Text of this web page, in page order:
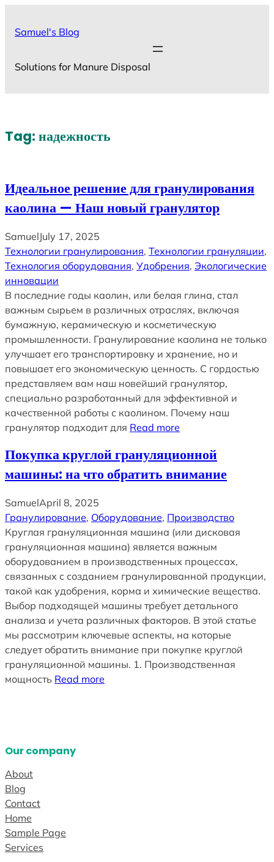
Samuel's Blog
Solutions for Manure Disposal
Tag:надежность
Идеальное решение для гранулирования
каолина — Наш новый гранулятор
SamuelJuly 17, 2025
Технологии гранулирования, Технологии грануляции
Технология оборудования, Удобрения, Экологические
инновации
В последние годы каолин, или белая глина, стал
важным сырьем в различных отраслях, включая
бумажную, керамическую и косметическую
промышленности. Гранулирование каолина не только
улучшает его транспортировку и хранение, но и
повышает его экономическую ценность. С гордостью
представляем вам наш новейший гранулятор,
специально разработанный для эффективной и
качественной работы с каолином. Почему наш
гранулятор подходит для Read more
Покупка круглой грануляционной
машины: на что обратить внимание
SamuelApril 8, 2025
Гранулирование, Оборудование, Производство
Круглая грануляционная машина (или дисковая
грануляционная машина) является важным
оборудованием в производственных процессах,
связанных с созданием гранулированной продукции,
такой как удобрения, корма и химические вещества.
Выбор подходящей машины требует детального
анализа и учета различных факторов. В этой статье
мы рассмотрим ключевые аспекты, на которые
следует обратить внимание при покупке круглой
грануляционной машины. 1. Производственная
мощность Read more
Our company
About
Blog
Contact
Home
Sample Page
Services